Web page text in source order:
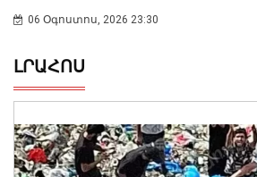
06 Օգոստոս, 2026 23:30
ԼՐԱՀՈՍ